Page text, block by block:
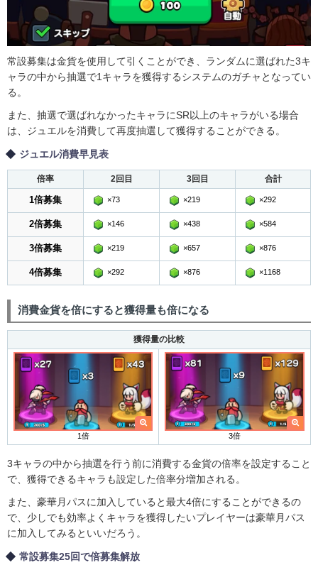
常設募集は金貨を使用して引くことができ、ランダムに選ばれた3キ
ャラの中から抽選で1キャラを獲得するシステムのガチャとなってい
る。
また、抽選で選ばれなかったキャラにSR以上のキャラがいる場合
は、ジュエルを消費して再度抽選して獲得することができる。
ジュエル消費早見表
倍率 2回目 3回目 合計
1倍募集 ×73 ×219 ×292
2倍募集 ×146 ×438 ×584
3倍募集 ×219 ×657 ×876
4倍募集 ×292 ×876 ×1168
消費金貨を倍にすると獲得量も倍になる
獲得量の比較
1倍 3倍
3キャラの中から抽選を行う前に消費する金貨の倍率を設定すること
で、獲得できるキャラも設定した倍率分増加される。
また、豪華月パスに加入していると最大4倍にすることができるの
で、少しでも効率よくキャラを獲得したいプレイヤーは豪華月パス
に加入してみるといいだろう。
常設募集25回で倍募集解放